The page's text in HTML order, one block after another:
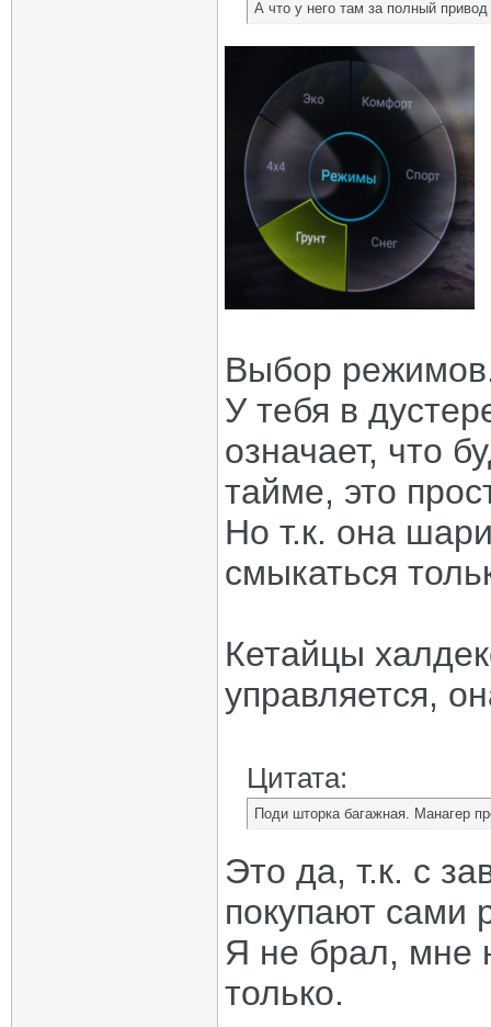
А что у него там за полный
Выбор
У тебя в
означает, что
тайме, это
Но т.к. она
смыкаться
Кетайцы
управляется,
Цитата:
Поди шторка багажная. Манагер
Это да, т.к. с
покупают сами
Я не брал, мне
только.